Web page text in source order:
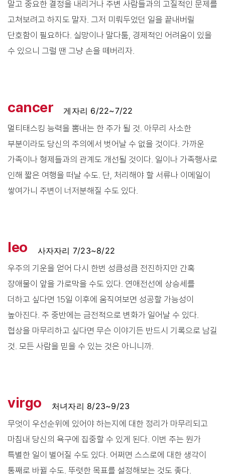
말고 중요한 결정을 내리거나 주변 사람들과의 고질적인 문제를
고쳐보려고 하지도 말자. 그저 미뤄두었던 일을 끝내버릴
단호함이 필요하다. 실망이나 말다툼, 경제적인 어려움이 있을
수 있으니 그럴 땐 그냥 손을 떼버리자.
cancer
게자리 6/22~7/22
멀티태스킹 능력을 뽐내는 한 주가 될 것. 아무리 사소한
부분이라도 당신의 주의에서 벗어날 수 없을 것이다. 가까운
가족이나 형제들과의 관계도 개선될 것이다. 일이나 가족행사로
인해 짧은 여행을 떠날 수도. 단, 처리해야 할 서류나 이메일이
쌓여가니 주변이 너저분해질 수도 있다.
leo
사자자리 7/23~8/22
우주의 기운을 얻어 다시 한번 성큼성큼 전진하지만 간혹
장애물이 앞을 가로막을 수도 있다. 연애전선에 상승세를
더하고 싶다면 15일 이후에 움직여보면 성공할 가능성이
높아진다. 주 중반에는 금전적으로 변화가 일어날 수 있다.
협상을 마무리하고 싶다면 무슨 이야기든 반드시 기록으로 남길
것. 모든 사람을 믿을 수 있는 것은 아니니까.
virgo
처녀자리 8/23~9/23
무엇이 우선순위에 있어야 하는지에 대한 정리가 마무리되고
마침내 당신의 욕구에 집중할 수 있게 된다. 이번 주는 뭔가
특별한 일이 벌어질 수도 있다. 어쩌면 스스로에 대한 생각이
통째로 바뀔 수도. 뚜렷한 목표를 설정해보는 것도 좋다.